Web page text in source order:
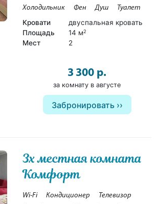
Холодильник
Фен Душ Туалет
Кровати
двуспальная кровать
Площадь
14 м2
Мест 2
3 300 р.
за комнату в августе
Забронировать
3х местная комната
Комфорт
Wi-Fi Кондиционер
Телевизор